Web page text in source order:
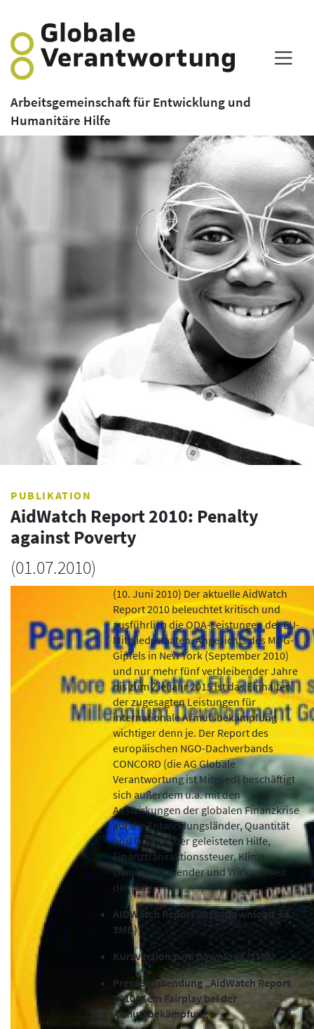
Arbeitsgemeinschaft für Entwicklung und
Humanitäre Hilfe
PUBLIKATION
AidWatch Report 2010: Penalty
against Poverty
(01.07.2010)
(10. Juni 2010) Der aktuelle AidWatch
Report 2010 beleuchtet kritisch und
ausführlich die ODA-Leistungen der EU-
Mitgliedsstaaten. Angesichts des MDG-
Gipfels in New York (September 2010)
und nur mehr fünf verbleibender Jahre
bis zum Zieljahr 2015 ist das Einhalten
der zugesagten Leistungen für
internationale Armutsbekämpfung
wichtiger denn je. Der Report des
europäischen NGO-Dachverbands
CONCORD (die AG Globale
Verantwortung ist Mitglied) beschäftigt
sich außerdem u.a. mit den
Auswirkungen der globalen Finanzkrise
auf die Entwicklungsländer, Quantität
und Qualität der geleisteten Hilfe,
Finanztransaktionssteuer, Klima,
Ownership, Gender und Wirksamkeit
der Hilfe.
AIDWatch Report 2010 (Download, ca.
3MB)
Kurzversion zum Download (1MB)
Presseaussendung „AidWatch Report
2010: Kein Fairplay bei der
Armutsbekämpfung“